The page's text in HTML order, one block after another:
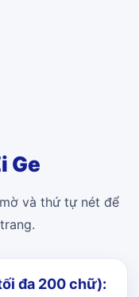
Ge
và thứ tự nét để
đa 200 chữ):